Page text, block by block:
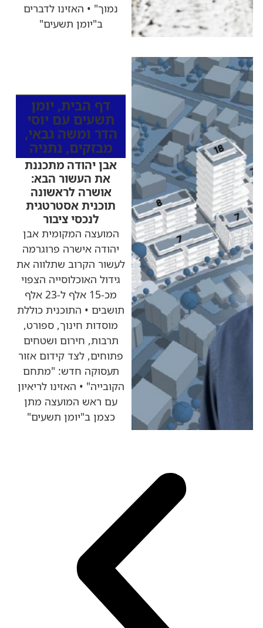
נמוך" • האזינו לדברים
ב"יומן תשעים"
דף הבית, יומן
תשעים עם יוסי
הדר ומשה גבאי,
מבזקים, נתניה
אבן יהודה מתכננת
את העשור הבא:
אושרה לראשונה
תוכנית אסטרטגית
לנכסי ציבור
המועצה המקומית אבן
יהודה אישרה פרוגרמה
לעשור הקרוב שתלווה את
גידול האוכלוסייה הצפוי
מכ-15 אלף ל-23 אלף
תושבים • התוכנית כוללת
מוסדות חינוך, ספורט,
תרבות, חירום ושטחים
פתוחים, לצד קידום אזור
תעסוקה חדש: "מתחם
הקובייה" • האזינו לריאיון
עם ראש המועצה מתן
כצמן ב"יומן תשעים"